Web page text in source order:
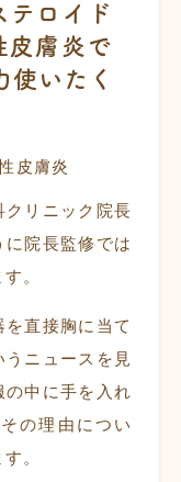
テロイド
皮膚炎で
使いたく
皮膚炎
クリニック院長
院長監修では
。
直接胸に当て
うニュースを見
の中に手を入れ
の理由につい
。